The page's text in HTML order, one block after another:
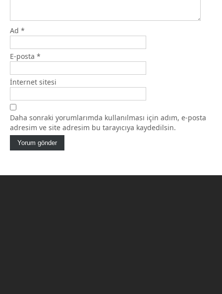
Ad *
E-posta *
İnternet sitesi
Daha sonraki yorumlarımda kullanılması için adım, e-posta
adresim ve site adresim bu tarayıcıya kaydedilsin.